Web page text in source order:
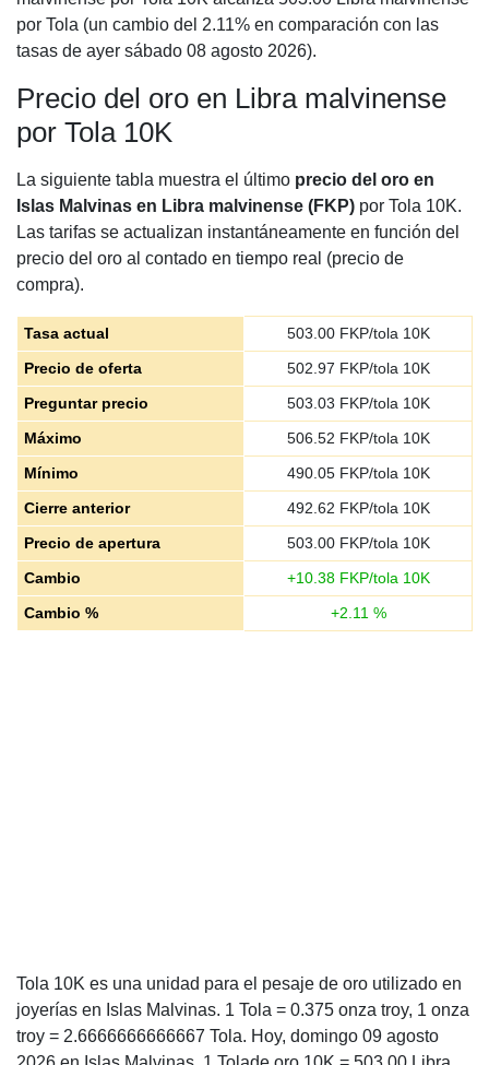
por Tola (un cambio del 2.11% en comparación con las
tasas de ayer sábado 08 agosto 2026).
Precio del oro en Libra malvinense
por Tola 10K
La siguiente tabla muestra el último precio del oro en
Islas Malvinas en Libra malvinense (FKP) por Tola 10K.
Las tarifas se actualizan instantáneamente en función del
precio del oro al contado en tiempo real (precio de
compra).
Tasa actual 503.00FKP/tola 10K
Precio de oferta
502.97 FKP/tola 10K
Preguntar precio
503.03 FKP/tola 10K
Máximo
506.52 FKP/tola 10K
Mínimo
490.05FKP/tola 10K
Cierre anterior
492.62 FKP/tola 10K
Precio de apertura
503.00FKP/tola 10K
Cambio
+10.38FKP/tola 10K
Cambio %
+2.11 %
Tola 10K es una unidad para el pesaje de oro utilizado en
joyerías en Islas Malvinas. 1 Tola = 0.375 onza troy, 1 onza
troy = 2.6666666666667 Tola. Hoy, domingo 09 agosto